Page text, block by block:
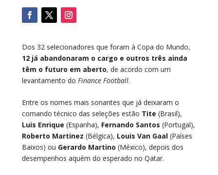
Dos 32 selecionadores que foram à Copa do Mundo,
12 já abandonaram o cargo e outros três ainda
têm o futuro em aberto, de acordo com um
levantamento do Finance Football.
Entre os nomes mais sonantes que já deixaram o
comando técnico das seleções estão Tite (Brasil),
Luis Enrique (Espanha), Fernando Santos (Portugal),
Roberto Martinez (Bélgica), Louis Van Gaal(Países
Baixos) ou Gerardo Martino (México), depois dos
desempenhos aquém do esperado no Qatar.